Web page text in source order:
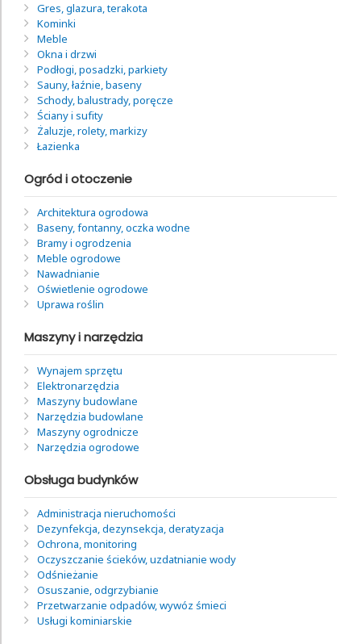
Gres, glazura, terakota
Kominki
Meble
Okna i drzwi
Podłogi, posadzki, parkiety
Sauny, łaźnie, baseny
Schody, balustrady, poręcze
Ściany i sufity
Żaluzje, rolety, markizy
Łazienka
Ogród i otoczenie
Architektura ogrodowa
Baseny, fontanny, oczka wodne
Bramy i ogrodzenia
Meble ogrodowe
Nawadnianie
Oświetlenie ogrodowe
Uprawa roślin
Maszyny i narzędzia
Wynajem sprzętu
Elektronarzędzia
Maszyny budowlane
Narzędzia budowlane
Maszyny ogrodnicze
Narzędzia ogrodowe
Obsługa budynków
Administracja nieruchomości
Dezynfekcja, dezynsekcja, deratyzacja
Ochrona, monitoring
Oczyszczanie ścieków, uzdatnianie wody
Odśnieżanie
Osuszanie, odgrzybianie
Przetwarzanie odpadów, wywóz śmieci
Usługi kominiarskie